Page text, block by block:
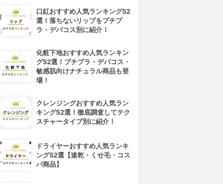
口紅おすすめ人気ランキング52
選！落ちないリップをプチプ
ラ・デパコス別に紹介！
化粧下地おすすめ人気ランキン
グ52選！プチプラ・デパコス・
敏感肌向けナチュラル商品も登
場！
クレンジングおすすめ人気ラン
キング52選！徹底調査してテク
スチャータイプ別に紹介！
ドライヤーおすすめ人気ランキ
ング52選【速乾・くせ毛・コス
パ商品】